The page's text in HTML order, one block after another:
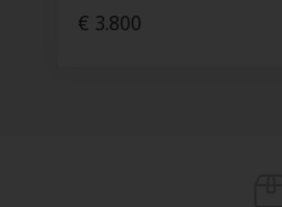
€ 3.800